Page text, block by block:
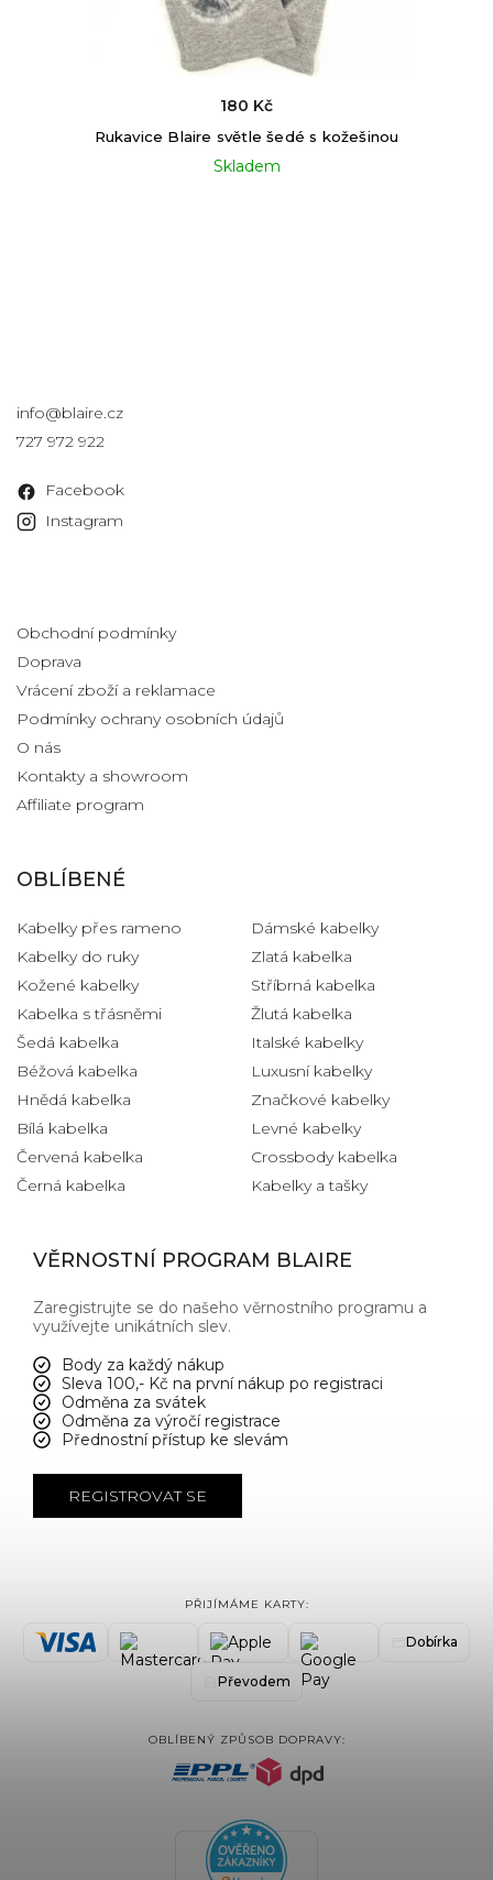
Rukavice Blaire světle šedé s kožešinou
Skladem
180 Kč
info@blaire.cz
727 972 922
Facebook
Instagram
Obchodní podmínky
Doprava
Vrácení zboží a reklamace
Podmínky ochrany osobních údajů
O nás
Kontakty a showroom
Affiliate program
OBLÍBENÉ
Kabelky přes rameno
Kabelky do ruky
Kožené kabelky
Kabelka s třásněmi
Šedá kabelka
Béžová kabelka
Hnědá kabelka
Bílá kabelka
Červená kabelka
Černá kabelka
Dámské kabelky
Zlatá kabelka
Stříbrná kabelka
Žlutá kabelka
Italské kabelky
Luxusní kabelky
Značkové kabelky
Levné kabelky
Crossbody kabelka
Kabelky a tašky
VĚRNOSTNÍ PROGRAM BLAIRE
Zaregistrujte se do našeho věrnostního programu a
využívejte unikátních slev.
Body za každý nákup
Sleva 100,- Kč na první nákup po registraci
Odměna za svátek
Odměna za výročí registrace
Přednostní přístup ke slevám
REGISTROVAT SE
PŘIJÍMÁME KARTY:
Dobírka
Převodem
OBLÍBENÝ ZPŮSOB DOPRAVY: